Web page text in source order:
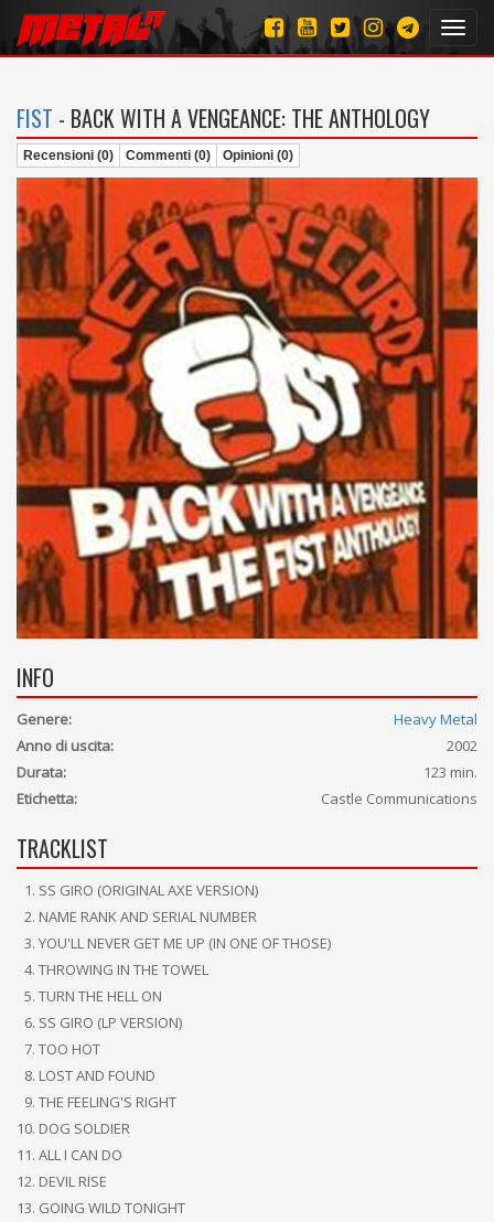
FIST - BACK WITH A VENGEANCE: THE ANTHOLOGY
Recensioni (0) Commenti (0) Opinioni (0)
INFO
Genere:
Heavy Metal
Anno di uscita:
2002
Durata:
123 min.
Etichetta:
Castle Communications
TRACKLIST
SS GIRO (ORIGINAL AXE VERSION)
NAME RANK AND SERIAL NUMBER
YOU'LL NEVER GET ME UP (IN ONE OF THOSE)
THROWING IN THE TOWEL
TURN THE HELL ON
SS GIRO (LP VERSION)
TOO HOT
LOST AND FOUND
THE FEELING'S RIGHT
DOG SOLDIER
ALL I CAN DO
DEVIL RISE
GOING WILD TONIGHT